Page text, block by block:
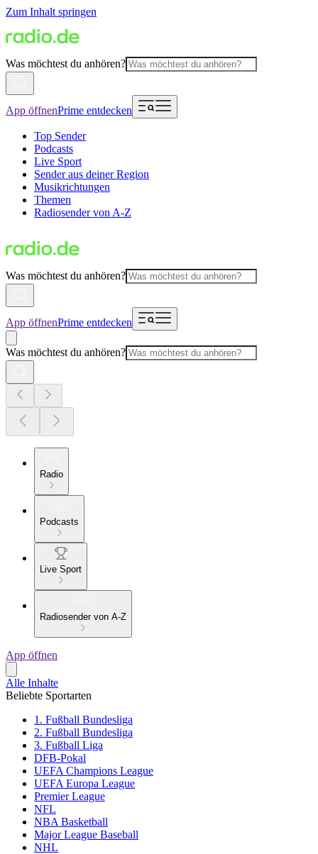
Zum Inhalt springen
Was möchtest du anhören?
App öffnenPrime entdecken
Top Sender
Podcasts
Live Sport
Sender aus deiner Region
Musikrichtungen
Themen
Radiosender von A-Z
Was möchtest du anhören?
App öffnenPrime entdecken
Was möchtest du anhören?
Radio
Podcasts
Live Sport
Radiosender von A-Z
App öffnen
Alle Inhalte
Beliebte Sportarten
1. Fußball Bundesliga
2. Fußball Bundesliga
3. Fußball Liga
DFB-Pokal
UEFA Champions League
UEFA Europa League
Premier League
NFL
NBA Basketball
Major League Baseball
NHL